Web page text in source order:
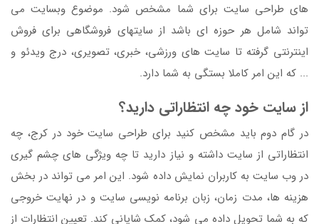
های طراحی سایت برای شما مشخص شود. موضوع وبسایت می
تواند شامل هر حوزه ای باشد از سایتهای فروشگاهی برای فروش
اینترنتی گرفته تا سایت های ورزشی، خبری، تصویری، درج ویدئو و
... که این امر کاملا بستگی به شما دارد.
از سایت خود چه انتظاراتی دارید؟
در گام دوم باید مشخص کنید برای طراحی سایت خود در کرج، چه
انتظاراتی از سایت داشته و نیاز دارید تا چه ویژگی های چشم گیری
در وب سایت به کاربران نمایش داده شود. این امر می تواند در بخش
هزینه ها، مدت زمان، زبان برنامه نویسی سایت و در نهایت خروجی
که به شما تحویل داده می شود، کمک شایانی کند. تعیین انتظارات از